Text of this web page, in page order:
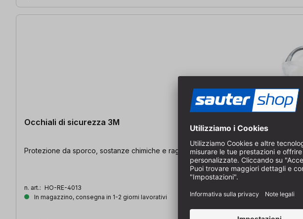
Occhiali di sicurezza 3M
Protezione da sporco, sostanze chimiche e raggi UV
n. art.: HO-RE-4013
In magazzino, consegna in 1-2 giorni lavorativi